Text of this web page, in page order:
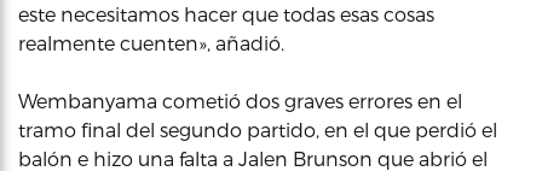
este necesitamos hacer que todas esas cosas
realmente cuenten», añadió.
Wembanyama cometió dos graves errores en el
tramo final del segundo partido, en el que perdió el
balón e hizo una falta a Jalen Brunson que abrió el